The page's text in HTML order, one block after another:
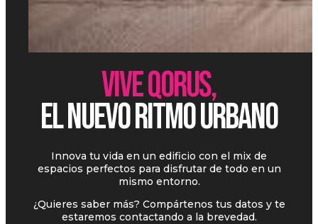
VIVE QORUS,
EL NUEVO RITMO URBANO
Innova tu vida en un edificio con el mix de
espacios perfectos para disfrutar de todo en un
mismo entorno.
¿Quieres saber más? Compártenos tus datos y te
estaremos contactando a la brevedad.